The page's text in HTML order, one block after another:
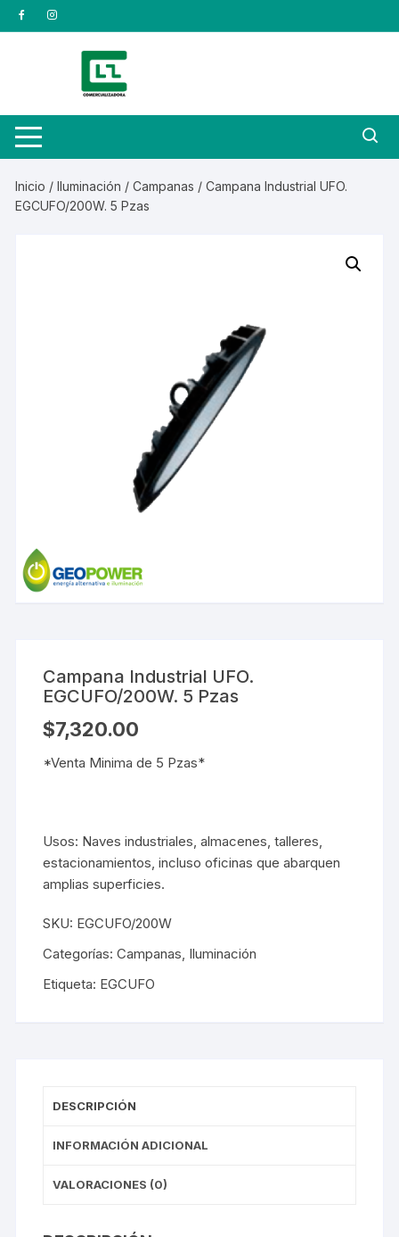
Saltar
al
Inicio /Iluminación /Campanas / Campana Industrial UFO.
EGCUFO/200W. 5 Pzas
Campana Industrial UFO.
EGCUFO/200W. 5 Pzas
$7,320.00
*Venta Minima de 5 Pzas*
Usos: Naves industriales, almacenes, talleres,
estacionamientos, incluso oficinas que abarquen
amplias superficies.
SKU: EGCUFO/200W
Categorías:Campanas Iluminación
Etiqueta: EGCUFO
DESCRIPCIÓN
INFORMACIÓN ADICIONAL
VALORACIONES (0)